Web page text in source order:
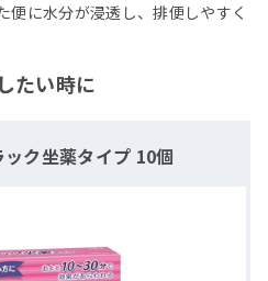
便に水分が浸透し、排便しやすく
たい時に
ック坐薬タイプ 10個